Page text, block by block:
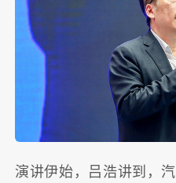
演讲伊始，吕浩讲到，